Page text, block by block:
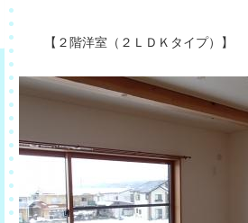
【２階洋室（２ＬＤＫタイプ）】